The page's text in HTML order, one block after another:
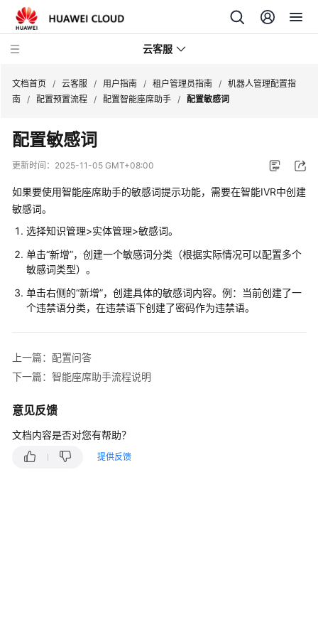
云客服
产
品
介
快
速
入
门
用
户
控
台
操
指
文档首页 / 云客服 / 用户指南 / 租户管理员指南 / 机器人管理配置指
南 / 配置预置流程 / 配置智能座席助手 / 配置敏感词
配置敏感词
更新时间： 2025-11-05 GMT+08:00
如果要使用智能座席助手的敏感词提示功能，需要在智能IVR中创建
敏感词。
选择知识管理>实体管理>敏感词。
单击“新增”，创建一个敏感词分类（根据实际情况可以配置多个
敏感词类型）。
单击右侧的“新增”，创建具体的敏感词内容。例：当前创建了一
个违禁语分类，在违禁语下创建了密码作为违禁语。
上一篇：配置问答
下一篇：智能座席助手流程说明
意见反馈
文档内容是否对您有帮助？
提供反馈